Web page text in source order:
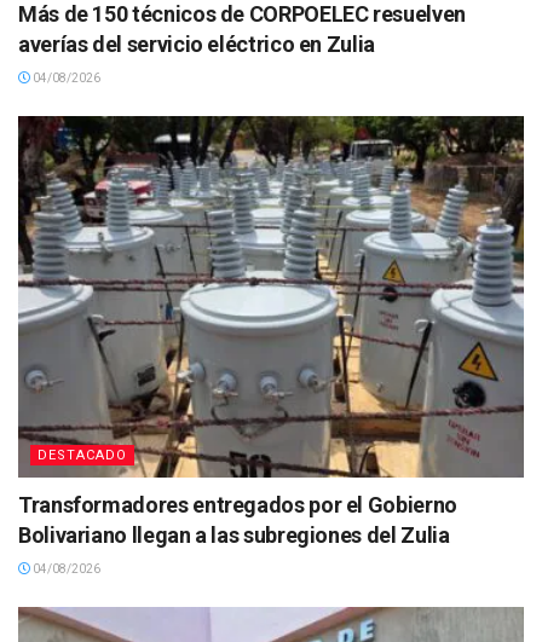
Más de 150 técnicos de CORPOELEC resuelven
averías del servicio eléctrico en Zulia
04/08/2026
DESTACADO
Transformadores entregados por el Gobierno
Bolivariano llegan a las subregiones del Zulia
04/08/2026